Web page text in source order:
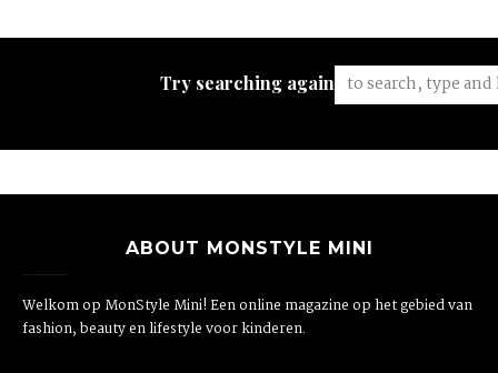
Try searching again:
ABOUT MONSTYLE MINI
Welkom op MonStyle Mini! Een online magazine op het gebied van
fashion, beauty en lifestyle voor kinderen.